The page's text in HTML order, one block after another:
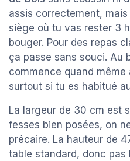
assis correctement, mais
siège où tu vas rester 3
bouger. Pour des repas
ça passe sans souci. Au
commence quand même
surtout si tu es habitué
La largeur de 30 cm est
fesses bien posées, on
précaire. La hauteur de
table standard, donc pas